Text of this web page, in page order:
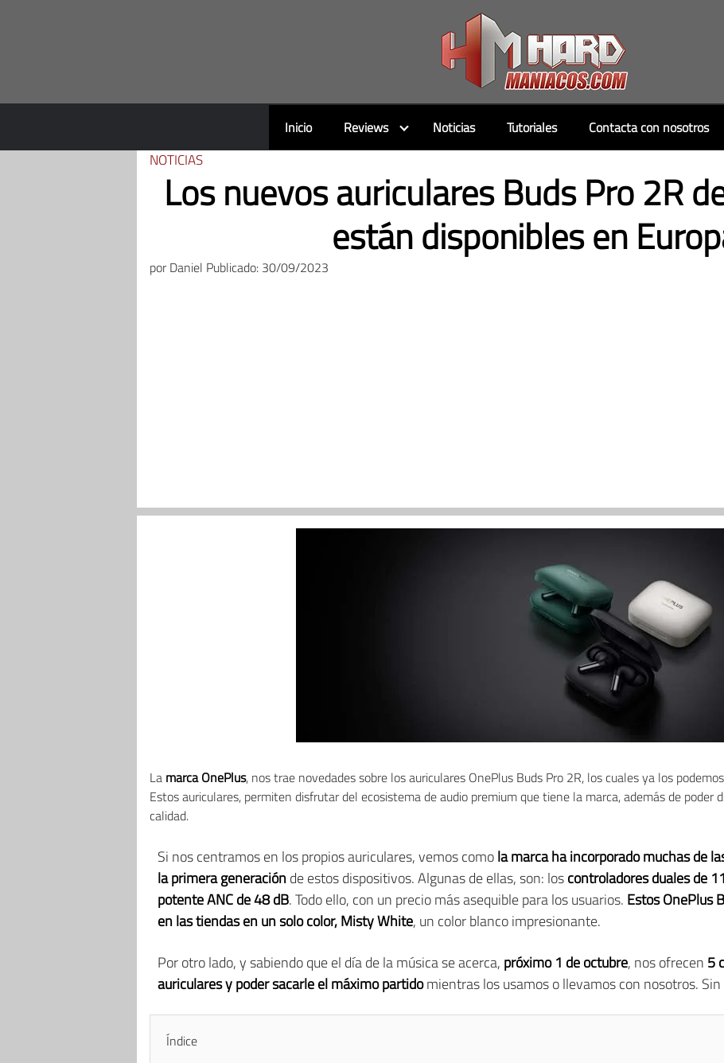
Inicio Reviews Noticias Tutoriales Contacta con nosotros
NOTICIAS
Los nuevos auriculares Buds Pro 2R
están disponibles en
porDaniel Publicado: 30/09/2023
La marca OnePlus, nos trae novedades sobre los auriculares OnePlus Buds Pro 2R, los cuales ya los
Estos auriculares, permiten disfrutar del ecosistema de audio premium que tiene la marca, además de poder
calidad.
Si nos centramos en los propios auriculares, vemos comola marca ha incorporado muchas de
la primera generaciónde estos dispositivos. Algunas de ellas, son: loscontroladores duales de
potente ANC de 48 dB. Todo ello, con un precio más asequible para los usuarios. Estos OnePlus
en las tiendas en un solo color, Misty White, un color blanco impresionante.
Por otro lado, y sabiendo que el día de la música se acerca, próximo 1 de octubre, nos ofrecen 5
auriculares y poder sacarle el máximo partidomientras los usamos o llevamos con nosotros.
Índice